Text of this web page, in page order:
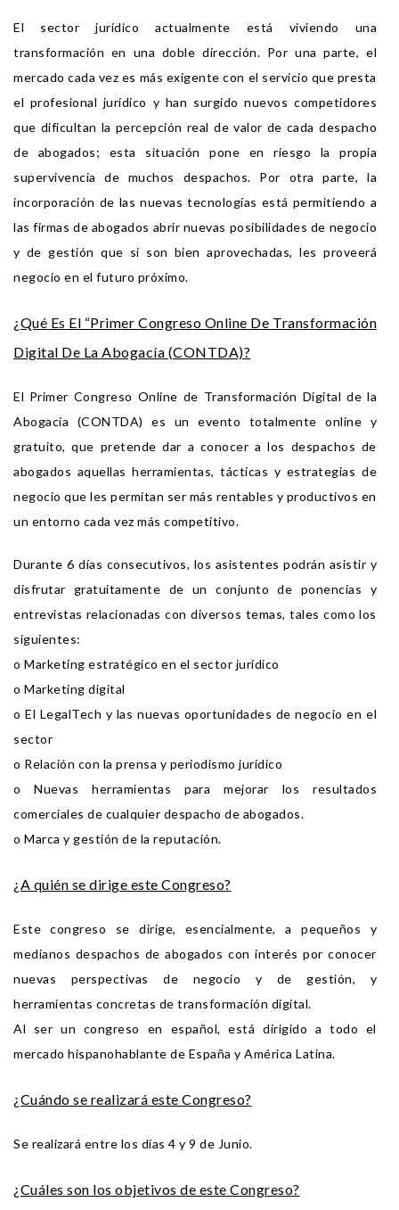
El sector jurídico actualmente está viviendo una
transformación en una doble dirección. Por una parte, el
mercado cada vez es más exigente con el servicio que presta
el profesional jurídico y han surgido nuevos competidores
que dificultan la percepción real de valor de cada despacho
de abogados; esta situación pone en riesgo la propia
supervivencia de muchos despachos. Por otra parte, la
incorporación de las nuevas tecnologías está permitiendo a
las firmas de abogados abrir nuevas posibilidades de negocio
y de gestión que si son bien aprovechadas, les proveerá
negocio en el futuro próximo.
¿Qué Es El “Primer Congreso Online De Transformación
Digital De La Abogacía (CONTDA)?
El Primer Congreso Online de Transformación Digital de la
Abogacía (CONTDA) es un evento totalmente online y
gratuito, que pretende dar a conocer a los despachos de
abogados aquellas herramientas, tácticas y estrategias de
negocio que les permitan ser más rentables y productivos en
un entorno cada vez más competitivo.
Durante 6 días consecutivos, los asistentes podrán asistir y
disfrutar gratuitamente de un conjunto de ponencias y
entrevistas relacionadas con diversos temas, tales como los
siguientes:
o Marketing estratégico en el sector jurídico
o Marketing digital
o El LegalTech y las nuevas oportunidades de negocio en el
sector
o Relación con la prensa y periodismo jurídico
o Nuevas herramientas para mejorar los resultados
comerciales de cualquier despacho de abogados.
o Marca y gestión de la reputación.
¿A quién se dirige este Congreso?
Este congreso se dirige, esencialmente, a pequeños y
medianos despachos de abogados con interés por conocer
nuevas perspectivas de negocio y de gestión, y
herramientas concretas de transformación digital.
Al ser un congreso en español, está dirigido a todo el
mercado hispanohablante de España y América Latina.
¿Cuándo se realizará este Congreso?
Se realizará entre los días 4 y 9 de Junio.
¿Cuáles son los objetivos de este Congreso?